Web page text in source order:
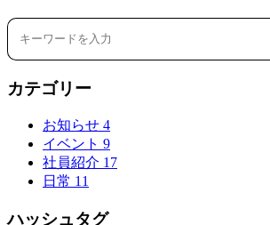
カテゴリー
お知らせ 4
イベント 9
社員紹介 17
日常 11
ハッシュタグ